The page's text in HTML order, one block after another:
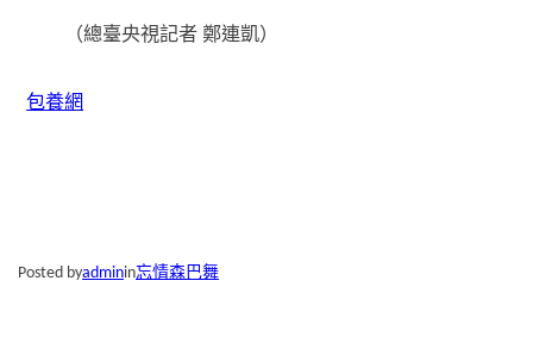
（總臺央視記者 鄭連凱）
包養網
Posted byadminin忘情森巴舞